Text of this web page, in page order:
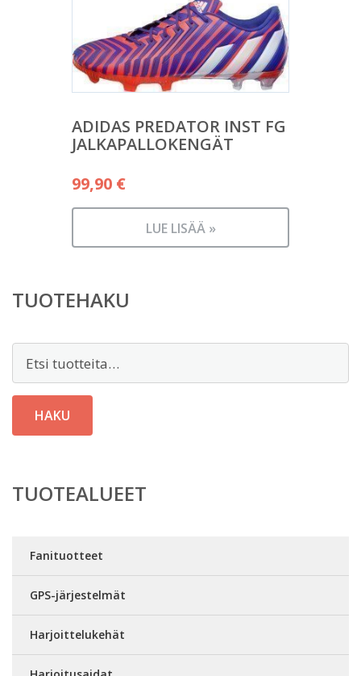
ADIDAS PREDATOR INST FG
JALKAPALLOKENGÄT
99,90 €
LUE LISÄÄ »
TUOTEHAKU
HAKU
TUOTEALUEET
Fanituotteet
GPS-järjestelmät
Harjoittelukehät